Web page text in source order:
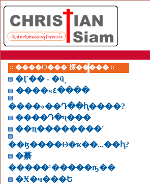
:: ����Ѻ���ʹ㨾����� ::
�Ӷ�� - �ӵͺ
����«٤����
����«��Դ��ԧ����?
����Դ�ҷ���
��ҵ��������˹
��ɮ����Ѳ�ҡ��...��ԧ?
�繤
�����¹�����ҧ��
�Ӿ�ҹ���Ե